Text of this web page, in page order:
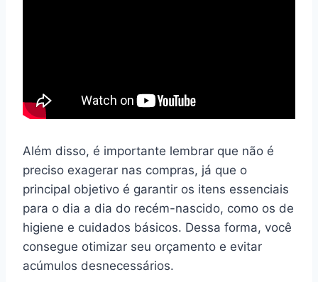
Além disso, é importante lembrar que não é
preciso exagerar nas compras, já que o
principal objetivo é garantir os itens essenciais
para o dia a dia do recém-nascido, como os de
higiene e cuidados básicos. Dessa forma, você
consegue otimizar seu orçamento e evitar
acúmulos desnecessários.